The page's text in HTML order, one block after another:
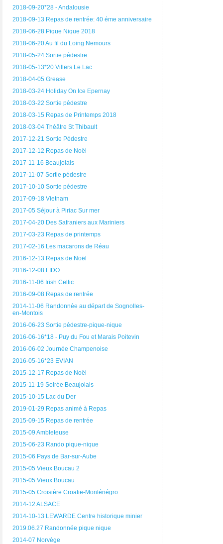
2018-09-20*28 - Andalousie
2018-09-13 Repas de rentrée: 40 éme anniversaire
2018-06-28 Pique Nique 2018
2018-06-20 Au fil du Loing Nemours
2018-05-24 Sortie pédestre
2018-05-13*20 Villers Le Lac
2018-04-05 Grease
2018-03-24 Holiday On Ice Epernay
2018-03-22 Sortie pédestre
2018-03-15 Repas de Printemps 2018
2018-03-04 Théâtre St Thibault
2017-12-21 Sortie Pédestre
2017-12-12 Repas de Noël
2017-11-16 Beaujolais
2017-11-07 Sortie pédestre
2017-10-10 Sortie pédestre
2017-09-18 Vietnam
2017-05 Séjour à Piriac Sur mer
2017-04-20 Des Safraniers aux Mariniers
2017-03-23 Repas de printemps
2017-02-16 Les macarons de Réau
2016-12-13 Repas de Noël
2016-12-08 LIDO
2016-11-06 Irish Celtic
2016-09-08 Repas de rentrée
2014-11-06 Randonnée au départ de Sognolles-
en-Montois
2016-06-23 Sortie pédestre-pique-nique
2016-06-16*18 - Puy du Fou et Marais Poitevin
2016-06-02 Journée Champenoise
2016-05-16*23 EVIAN
2015-12-17 Repas de Noël
2015-11-19 Soirée Beaujolais
2015-10-15 Lac du Der
2019-01-29 Repas animé à Repas
2015-09-15 Repas de rentrée
2015-09 Ambleteuse
2015-06-23 Rando pique-nique
2015-06 Pays de Bar-sur-Aube
2015-05 Vieux Boucau 2
2015-05 Vieux Boucau
2015-05 Croisière Croatie-Monténégro
2014-12 ALSACE
2014-10-13 LEWARDE Centre historique minier
2019.06.27 Randonnée pique nique
2014-07 Norvège